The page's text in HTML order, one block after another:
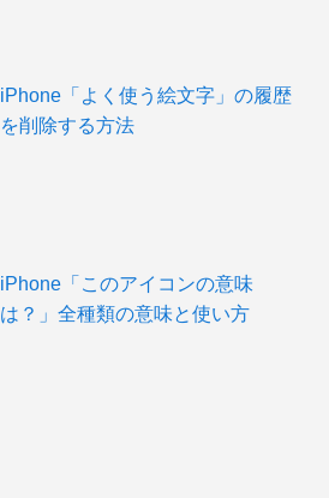
iPhone「よく使う絵文字」の履歴
を削除する方法
iPhone「このアイコンの意味
は？」全種類の意味と使い方